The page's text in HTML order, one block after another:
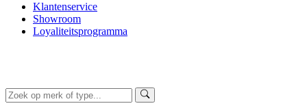
Klantenservice
Showroom
Loyaliteitsprogramma